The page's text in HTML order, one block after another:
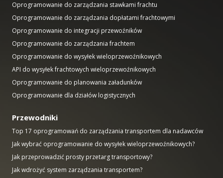
Oprogramowanie do zarządzania stawkami frachtu
Oprogramowanie do zarządzania dopłatami frachtowymi
Oprogramowanie do integracji przewoźników
Oprogramowanie do zarządzania frachtem
Oprogramowanie do wysyłek wieloprzewoźnikowych
API do wysyłek frachtowych wieloprzewoźnikowych
Oprogramowanie do planowania załadunków
Oprogramowanie dla działów logistycznych
Przewodniki
Top 17 oprogramowań do zarządzania transportem dla nadawców
Jak wybrać oprogramowanie do wysyłek wieloprzewoźnikowych?
Jak przeprowadzić prosty przetarg transportowy?
Jak wdrożyć system zarządzania transportem?